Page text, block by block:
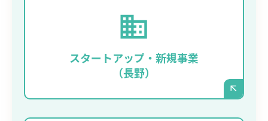
スタートアップ・新規事業
（長野）
まずは事業をスピーディに立ち上げ、最小限
のコストでプロフェッショナルな顔となるサ
ーバー管理が不要なため、事業そのものに集